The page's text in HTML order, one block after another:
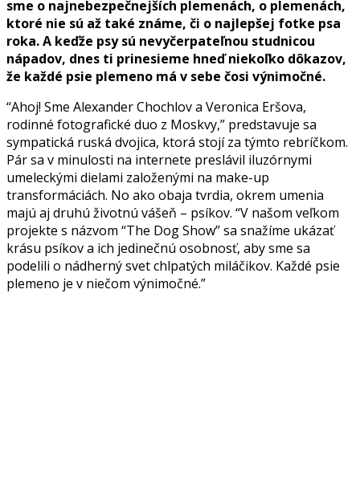
sme o najnebezpečnejších plemenách, o plemenách,
ktoré nie sú až také známe, či o najlepšej fotke psa
roka. A keďže psy sú nevyčerpateľnou studnicou
nápadov, dnes ti prinesieme hneď niekoľko dôkazov,
že každé psie plemeno má v sebe čosi výnimočné.
“Ahoj! Sme Alexander Chochlov a Veronica Eršova,
rodinné fotografické duo z Moskvy,” predstavuje sa
sympatická ruská dvojica, ktorá stojí za týmto rebríčkom.
Pár sa v minulosti na internete preslávil iluzórnymi
umeleckými dielami založenými na make-up
transformáciách. No ako obaja tvrdia, okrem umenia
majú aj druhú životnú vášeň – psíkov. “V našom veľkom
projekte s názvom “The Dog Show” sa snažíme ukázať
krásu psíkov a ich jedinečnú osobnosť, aby sme sa
podelili o nádherný svet chlpatých miláčikov. Každé psie
plemeno je v niečom výnimočné.”